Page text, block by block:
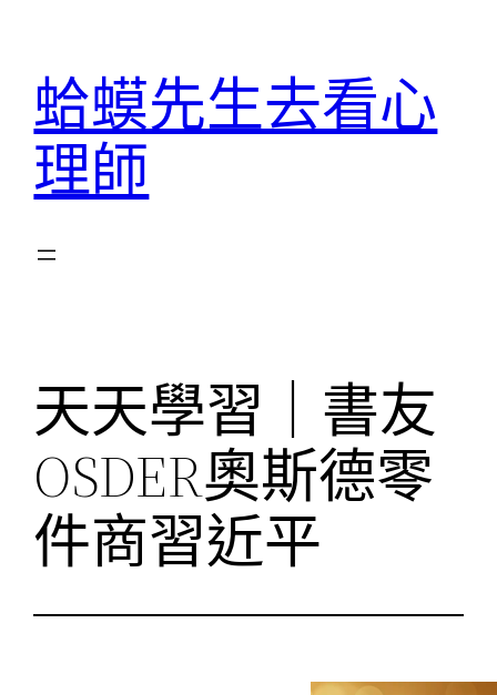
蛤蟆先生去看心
理師
天天學習｜書友
OSDER奧斯德零
件商習近平